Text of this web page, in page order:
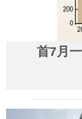
首7月